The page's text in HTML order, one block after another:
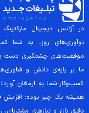
در آژانس دیجیتال
نوآوری‌های روز، به شما
موفقیت‌های چشمگیری دست
ما بر پایه‌ی دانش و
کسب‌وکار شما به ارمغان
همیشه یک چیز بوده: افزایش
دقیق بازار و نیازهای